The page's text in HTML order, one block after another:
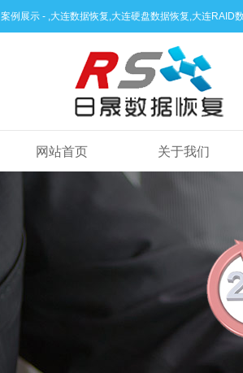
案例展示 - ,大连数据恢复,大连硬盘数据恢复,大连RAID
网站首页 关于我们